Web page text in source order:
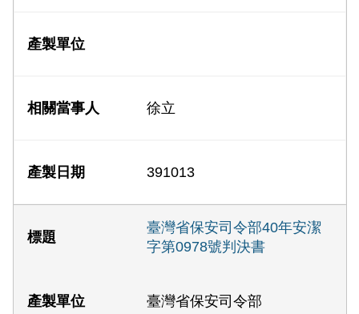
徐立
391013
臺灣省保安司令部40年安潔
字第0978號判決書
臺灣省保安司令部